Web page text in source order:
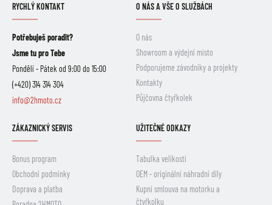
RYCHLÝ KONTAKT
Potřebuješ poradit?
Jsme tu pro Tebe
Pondělí - Pátek od 9:00 do 15:00
(+420) 314 314 304
info@2hmoto.cz
O NÁS A VŠE O SLUŽBÁCH
O nás
Showroom a výdejní místo
Podporujeme závodníky a projekty
Kontakty
Půjčovna čtyřkolek
ZÁKAZNICKÝ SERVIS
Bonus program
Obchodní podmínky
Doprava a platba
UŽITEČNÉ ODKAZY
Tabulka velikostí
OEM - originální náhradní díly
Kupní smlouva na motorku a
čtyřkolku